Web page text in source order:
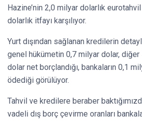
Hazine’nin 2,0 milyar dolarlık
dolarlık itfayı karşılıyor.
Yurt dışından sağlanan kredilerin
genel hükümetin 0,7 milyar dolar,
dolar net borçlandığı, bankaların 0,1
ödediği görülüyor.
Tahvil ve kredilere beraber
vadeli dış borç çevirme oranları